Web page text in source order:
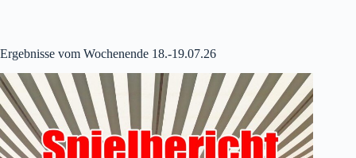
Ergebnisse vom Wochenende 18.-19.07.26